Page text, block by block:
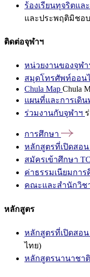
ร้องเรียนทุจริตแ
และประพฤติมิชอ
ติดต่อจุฬาฯ
หน่วยงานของจุฬา
สมุดโทรศัพท์ออน
Chula Map Chula
แผนที่และการเดิน
ร่วมงานกับจุฬาฯ
การศึกษา
หลักสูตรที่เปิดสอน
สมัครเข้าศึกษา
ค่าธรรมเนียมการ
คณะและสำนักวิช
หลักสูตร
หลักสูตรที่เปิดสอ
ไทย)
หลักสูตรนานาชาติ